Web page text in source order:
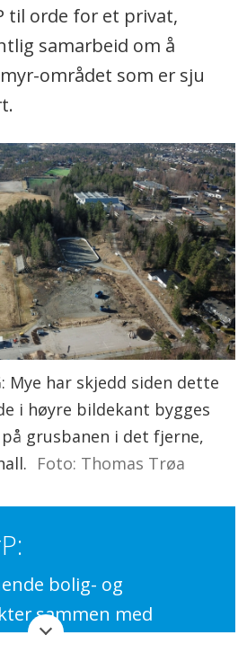
til orde for et privat,
samarbeid om å
området som er sju
Mye har skjedd siden dette
i høyre bildekant bygges
grusbanen i det fjerne,
Foto: Thomas Trøa
bolig- og
sammen med